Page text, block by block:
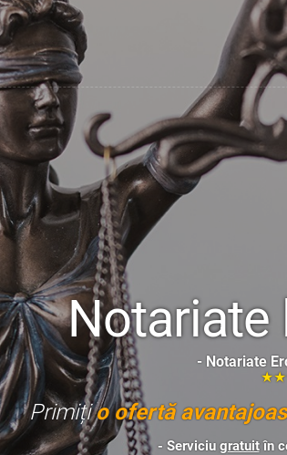
Notariate
- Notariate
Primițio ofertă
- Serviciu gratuitîn